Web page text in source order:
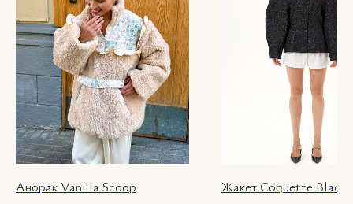
Анорак Vanilla Scoop Жакет Coquette Black
Instagram — проект Meta
Platforms Inc.,
деятельность которой в
России запрещена.
© 2026 Bunny-
Poem.com
Пользовательское
соглашение
Публичная оферта
+7 916
63